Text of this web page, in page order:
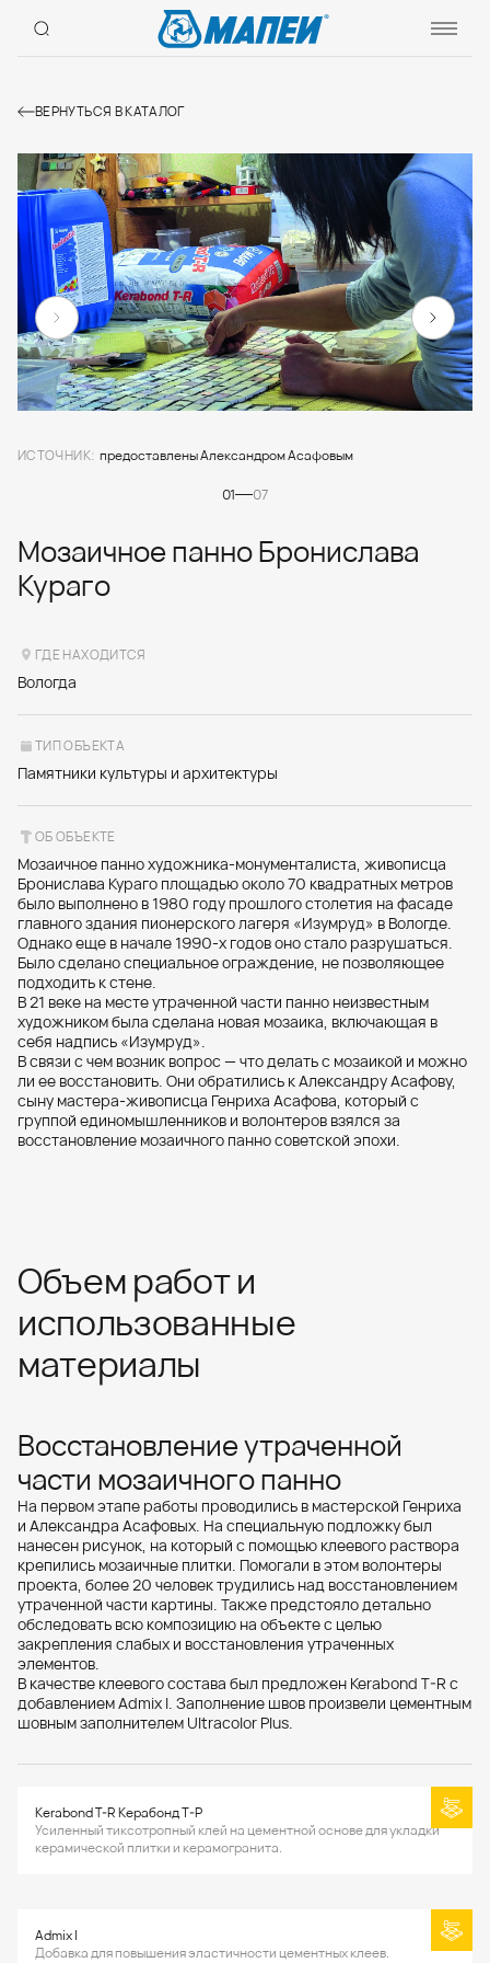
ВЕРНУТЬСЯ В КАТАЛОГ
01 07
ИСТОЧНИК: предоставлены Александром Асафовым
Мозаичное панно Бронислава
Кураго
ГДЕ НАХОДИТСЯ
Вологда
ТИП ОБЪЕКТА
Памятники культуры и архитектуры
ОБ ОБЪЕКТЕ
Мозаичное панно художника-монументалиста, живописца
Бронислава Кураго площадью около 70 квадратных метров
было выполнено в 1980 году прошлого столетия на фасаде
главного здания пионерского лагеря «Изумруд» в Вологде.
Однако еще в начале 1990‑х годов оно стало разрушаться.
Было сделано специальное ограждение, не позволяющее
подходить к стене.
В 21 веке на месте утраченной части панно неизвестным
художником была сделана новая мозаика, включающая в
себя надпись «Изумруд».
В связи с чем возник вопрос — что делать с мозаикой и можно
ли ее восстановить. Они обратились к Александру Асафову,
сыну мастера-живописца Генриха Асафова, который с
группой единомышленников и волонтеров взялся за
восстановление мозаичного панно советской эпохи.
Объем работ и
использованные
материалы
Восстановление утраченной
части мозаичного панно
На первом этапе работы проводились в мастерской Генриха
и Александра Асафовых. На специальную подложку был
нанесен рисунок, на который с помощью клеевого раствора
крепились мозаичные плитки. Помогали в этом волонтеры
проекта, более 20 человек трудились над восстановлением
утраченной части картины. Также предстояло детально
обследовать всю композицию на объекте с целью
закрепления слабых и восстановления утраченных
элементов.
В качестве клеевого состава был предложен Kerabond T-R с
добавлением Admix I. Заполнение швов произвели цементным
шовным заполнителем Ultracolor Plus.
Kerabond T-R Керабонд Т-Р
Усиленный тиксотропный клей на цементной основе для укладки
керамической плитки и керамогранита.
Admix I
Добавка для повышения эластичности цементных клеев.